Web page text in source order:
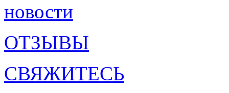
новости
ОТЗЫВЫ
СВЯЖИТЕСЬ